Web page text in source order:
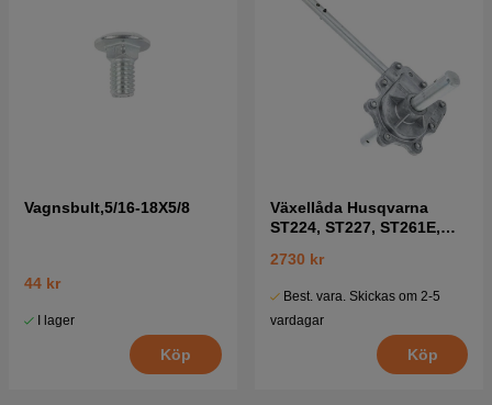
Vagnsbult,5/16-18X5/8
44 kr
I lager
Köp
Växellåda Husqvarna
ST224, ST227, ST261E,
2730 kr
Best. vara. Skickas om 2-5
vardagar
Köp